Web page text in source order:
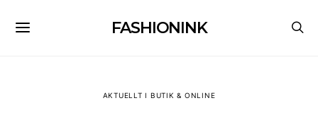
FASHIONINK
AKTUELLT I BUTIK & ONLINE